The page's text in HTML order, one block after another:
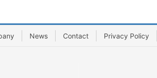
News Contact Privacy Policy